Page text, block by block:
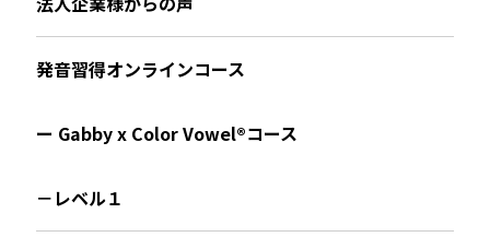
発音習得オンラインコース
ー Gabby x Color Vowel®︎コース
－レベル１